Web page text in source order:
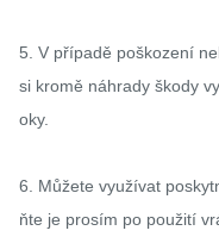
5. V případě poškození
si kromě náhrady škody
oky.
6. Můžete využívat
ňte je prosím po použití